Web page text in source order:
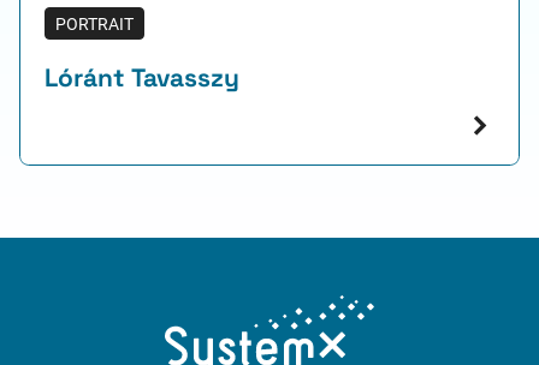
PORTRAIT
Lóránt Tavasszy